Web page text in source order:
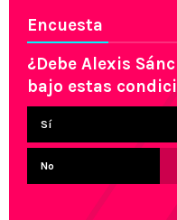
Encuesta
¿Debe Alexis
bajo estas
Sí
No